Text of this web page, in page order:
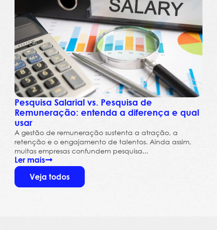
Pesquisa Salarial vs. Pesquisa de
Remuneração: entenda a diferença e qual
usar
A gestão de remuneração sustenta a atração, a
retenção e o engajamento de talentos. Ainda assim,
muitas empresas confundem pesquisa...
Ler mais
Veja todos